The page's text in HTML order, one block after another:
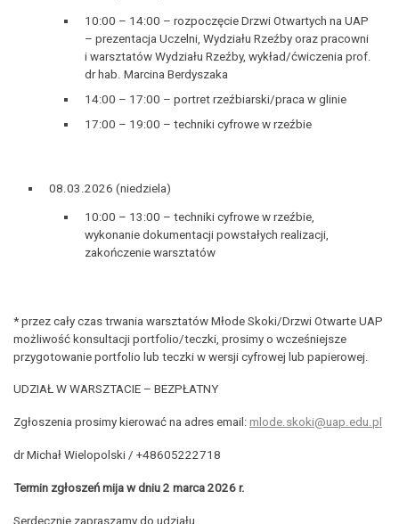
10:00 – 14:00 – rozpoczęcie Drzwi Otwartych na UAP
– prezentacja Uczelni, Wydziału Rzeźby oraz pracowni
i warsztatów Wydziału Rzeźby, wykład/ćwiczenia prof.
dr hab. Marcina Berdyszaka
14:00 – 17:00 – portret rzeźbiarski/praca w glinie
17:00 – 19:00 – techniki cyfrowe w rzeźbie
08.03.2026 (niedziela)
10:00 – 13:00 – techniki cyfrowe w rzeźbie,
wykonanie dokumentacji powstałych realizacji,
zakończenie warsztatów
* przez cały czas trwania warsztatów Młode Skoki/Drzwi Otwarte UAP
możliwość konsultacji portfolio/teczki, prosimy o wcześniejsze
przygotowanie portfolio lub teczki w wersji cyfrowej lub papierowej.
UDZIAŁ W WARSZTACIE – BEZPŁATNY
Zgłoszenia prosimy kierować na adres email: mlode.skoki@uap.edu.pl
dr Michał Wielopolski / +48605222718
Termin zgłoszeń mija w dniu 2 marca 2026 r.
Serdecznie zapraszamy do udziału.